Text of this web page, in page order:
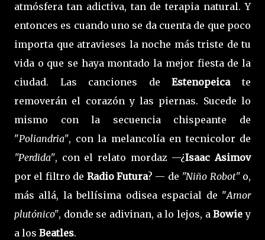
atmósfera tan adictiva, tan de terapia natural. Y
entonces es cuando uno se da cuenta de que poco
importa que atravieses la noche más triste de tu
vida o que se haya montado la mejor fiesta de la
ciudad. Las canciones deEstenopeicate
removerán el corazón y las piernas. Sucede lo
mismo con la secuencia chispeante de
"Poliandria", con la melancolía en tecnicolor de
"Perdida", con el relato mordaz —¿Isaac Asimov
por el filtro de Radio Futura? — de "Niño Robot"o,
más allá, la bellísima odisea espacial de "Amor
plutónico", donde se adivinan, a lo lejos, aBowiey
a los Beatles.